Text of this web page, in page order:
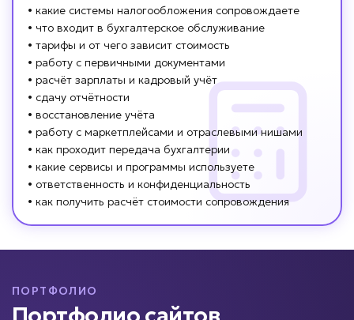
• какие системы налогообложения сопровождаете
• что входит в бухгалтерское обслуживание
• тарифы и от чего зависит стоимость
• работу с первичными документами
• расчёт зарплаты и кадровый учёт
• сдачу отчётности
• восстановление учёта
• работу с маркетплейсами и отраслевыми нишами
• как проходит передача бухгалтерии
• какие сервисы и программы используете
• ответственность и конфиденциальность
• как получить расчёт стоимости сопровождения
ПОРТФОЛИО